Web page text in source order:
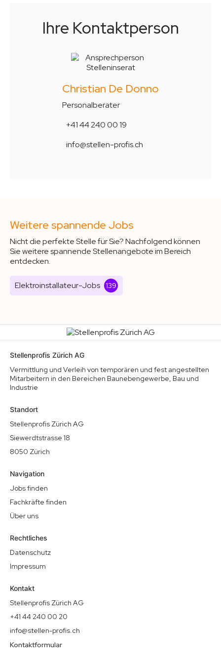
Ihre Kontaktperson
Christian De Donno
Personalberater
+41 44 240 00 19
info@stellen-profis.ch
Weitere spannende Jobs
Nicht die perfekte Stelle für Sie? Nachfolgend können
Sie weitere spannende Stellenangebote im Bereich
entdecken.
Elektroinstallateur-Jobs 139
Stellenprofis Zürich AG
Vermittlung und Verleih von temporären und fest angestellten
Mitarbeitern in den Bereichen Baunebengewerbe, Bau und
Industrie
Standort
Stellenprofis Zürich AG
Siewerdtstrasse 18
8050 Zürich
Navigation
Jobs finden
Fachkräfte finden
Über uns
Rechtliches
Datenschutz
Impressum
Kontakt
Stellenprofis Zürich AG
+41 44 240 00 20
info@stellen-profis.ch
Kontaktformular